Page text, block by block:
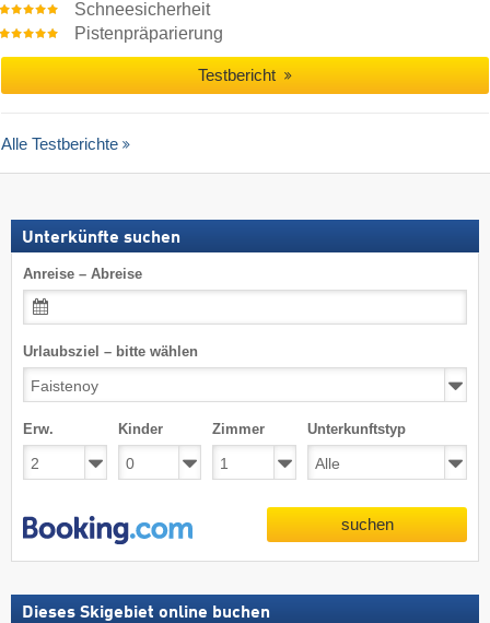
Schneesicherheit
Pistenpräparierung
Testbericht
Alle Testberichte
Unterkünfte suchen
Anreise – Abreise
Urlaubsziel – bitte wählen
Erw. Kinder Zimmer Unterkunftstyp
suchen
Dieses Skigebiet online buchen